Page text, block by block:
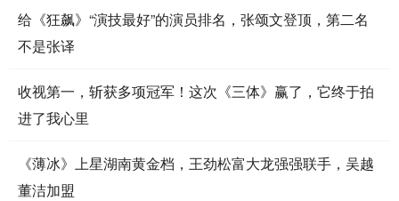
给《狂飙》“演技最好”的演员排名，张颂文登顶，第二名
不是张译
收视第一，斩获多项冠军！这次《三体》赢了，它终于拍
进了我心里
《薄冰》上星湖南黄金档，王劲松富大龙强强联手，吴越
董洁加盟